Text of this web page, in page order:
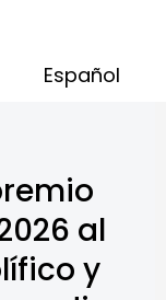
Español
al
y